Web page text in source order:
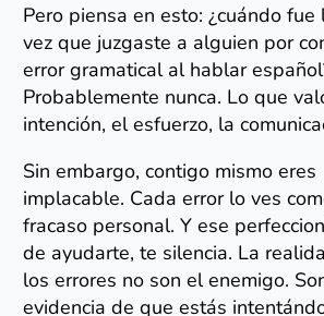
Pero piensa en esto: ¿cuándo fue
vez que juzgaste a alguien por
error gramatical al hablar
Probablemente nunca. Lo que
intención, el esfuerzo, la
Sin embargo, contigo mismo eres
implacable. Cada error lo ves
fracaso personal. Y ese
de ayudarte, te silencia. La
los errores no son el enemigo.
evidencia de que estás